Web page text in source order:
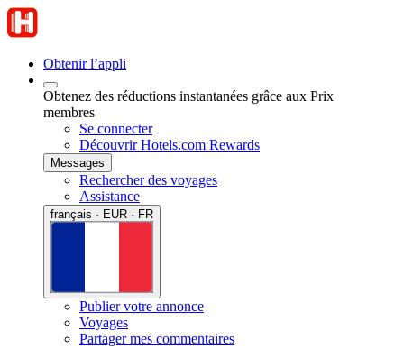
Obtenir l’appli
Obtenez des réductions instantanées grâce aux Prix
membres
Se connecter
Découvrir Hotels.com Rewards
Messages
Rechercher des voyages
Assistance
français · EUR · FR
Publier votre annonce
Voyages
Partager mes commentaires